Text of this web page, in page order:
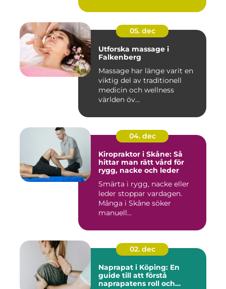
05. dec
Utforska massage i
Falkenberg
Massage har länge varit en
viktig del av traditionell
medicin och wellness
världen öv...
04. dec
Kiropraktor i Skåne: Så
hittar man rätt vård för
rygg, nacke och leder
Smärta i rygg, nacke eller
leder stoppar vardagen.
Många i Skåne söker
manuell...
02. dec
Naprapat i Köping: En
guide till att förstå
naprapatens roll och